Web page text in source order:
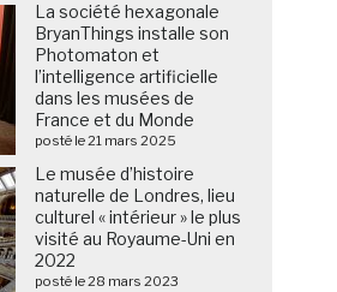
La société hexagonale
BryanThings installe son
Photomaton et
l’intelligence artificielle
dans les musées de
France et du Monde
posté le 21 mars 2025
Le musée d’histoire
naturelle de Londres, lieu
culturel « intérieur » le plus
visité au Royaume-Uni en
2022
posté le 28 mars 2023